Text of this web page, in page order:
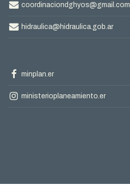
Correo
electrónico
coordinaciondghyos@gmail.com
Correo
hidraulica@hidraulica.gob.ar
Facebook
oficial
minplan.er
Instagram
ministerioplaneamiento.er